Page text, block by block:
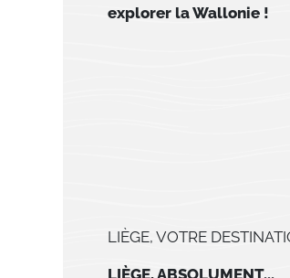
explorer la Wallonie !
LIÈGE, VOTRE
LIÈGE, ABSOLUMENT...